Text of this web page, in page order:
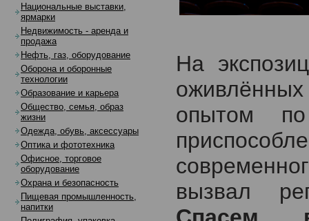
На
опытом
вызвал
Национальные выставки,
ярмарки
Недвижимость - аренда и
продажа
Нефть, газ, оборудование
Оборона и оборонные
технологии
Образование и карьера
Общество, семья, образ
жизни
Одежда, обувь, аксессуары
Оптика и фототехника
Офисное, торговое
оборудование
Охрана и безопасность
Пищевая промышленность,
напитки